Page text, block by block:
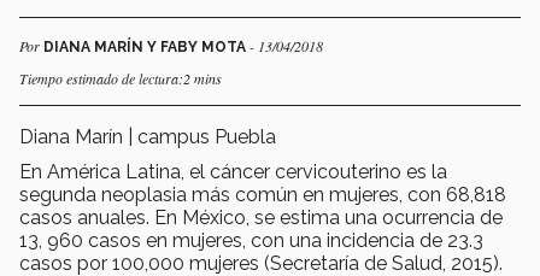
Por DIANA MARÍN Y FABY MOTA - 13/04/2018
Tiempo estimado de lectura:2 mins
Diana Marín | campus Puebla
En América Latina, el cáncer cervicouterino es la
segunda neoplasia más común en mujeres, con 68,818
casos anuales. En México, se estima una ocurrencia de
13, 960 casos en mujeres, con una incidencia de 23.3
casos por 100,000 mujeres (Secretaría de Salud, 2015).